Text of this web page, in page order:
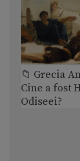
📁 Grecia
Cine a fost
Odiseei?